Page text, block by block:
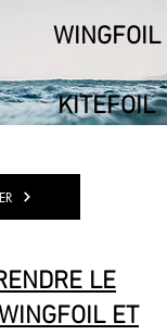
WINGFOIL
KITEFOIL
LE
ET